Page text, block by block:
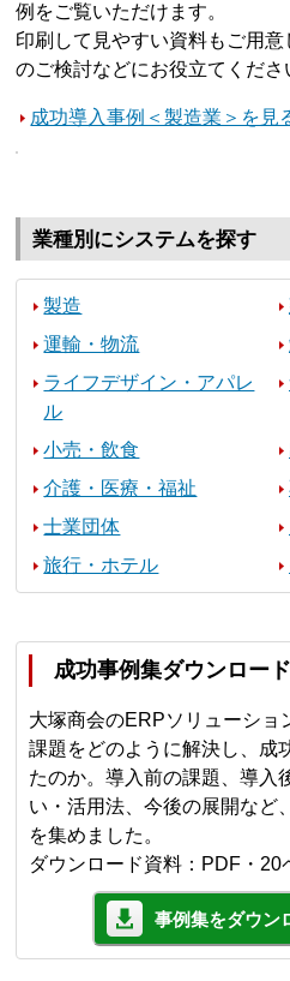
例をご覧いただけます。
印刷して見やすい資料もご用
のご検討などにお役立てくださ
成功導入事例＜製造業＞を見
業種別にシステムを探す
製造
運輸・物流
ライフデザイン・アパレ
ル
小売・飲食
介護・医療・福祉
士業団体
旅行・ホテル
成功事例集ダウンロード
大塚商会のERPソリューショ
課題をどのように解決し、成
たのか。導入前の課題、導入
い・活用法、今後の展開など
を集めました。
ダウンロード資料：PDF・20
事例集をダウン